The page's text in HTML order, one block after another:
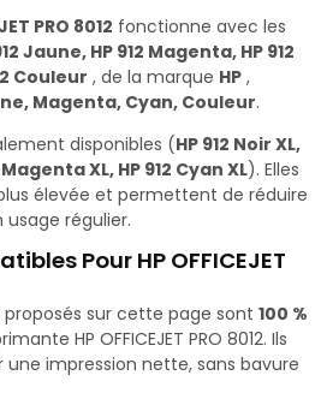
PRO 8012 fonctionne avec les
Jaune, HP 912 Magenta, HP 912
Couleur , de la marque HP ,
Magenta, Cyan, Couleur.
disponibles (HP 912 Noir XL,
Magenta XL, HP 912 Cyan XL). Elles
élevée et permettent de réduire
régulier.
Pour HP OFFICEJET
sur cette page sont 100 %
HP OFFICEJET PRO 8012. Ils
impression nette, sans bavure